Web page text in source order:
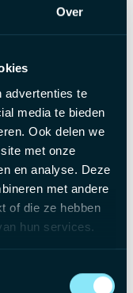
Over
advertenties te
media te bieden
Ook delen we
met onze
en analyse. Deze
met andere
of die ze hebben
hun services.
€3.500 en €4.500,
laadkaart of een